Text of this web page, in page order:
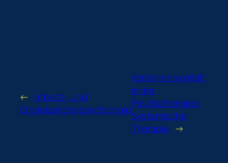
← Arbeits- und
Organisationspsychologie
Verfahrensvielfalt
in der
Psychotherapie:
Systemische
Therapie →